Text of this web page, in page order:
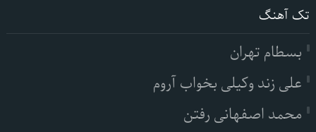
تک آهنگ
بسطام تهران
علی زند وکیلی بخواب آروم
محمد اصفهانی رفتن